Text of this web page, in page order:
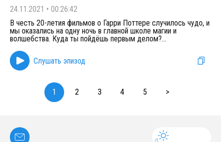
24.11.2021 • 00:26:42
В честь 20-летия фильмов о Гарри Поттере случилось чудо, и
мы оказались на одну ночь в главной школе магии и
волшебства. Куда ты пойдёшь первым делом?...
Слушать эпизод
1 2 3 4 5 >